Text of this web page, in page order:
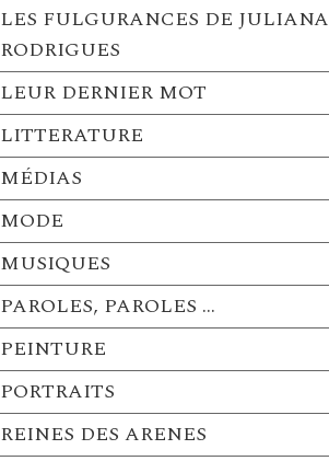
LES FULGURANCES DE JULIANA
RODRIGUES
LEUR DERNIER MOT
LITTERATURE
MÉDIAS
MODE
MUSIQUES
PAROLES, PAROLES …
PEINTURE
PORTRAITS
REINES DES ARENES